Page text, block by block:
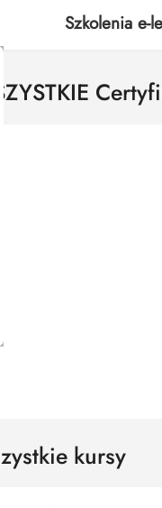
Szkolenia e-
kursy